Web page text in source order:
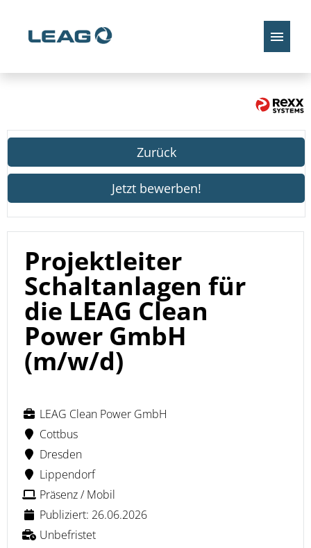
Zurück
Jetzt bewerben!
Projektleiter
Schaltanlagen für
die LEAG Clean
Power GmbH
(m/w/d)
LEAG Clean Power GmbH
Cottbus
Dresden
Lippendorf
Präsenz / Mobil
Publiziert: 26.06.2026
Unbefristet